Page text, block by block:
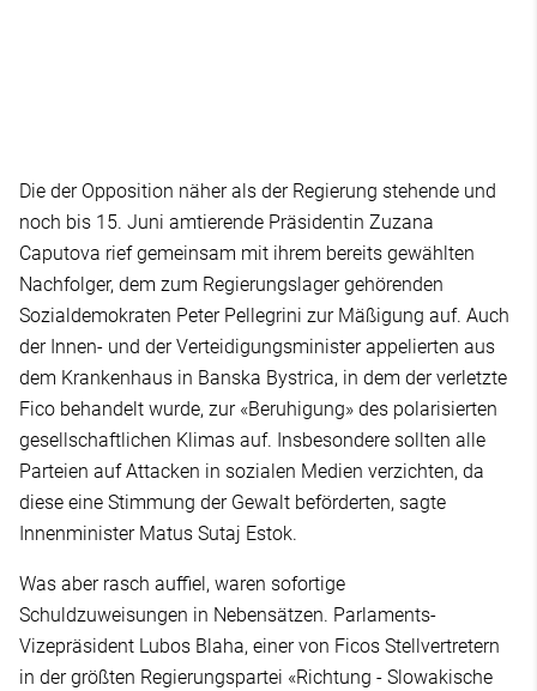
Die der Opposition näher als der Regierung stehende und
noch bis 15. Juni amtierende Präsidentin Zuzana
Caputova rief gemeinsam mit ihrem bereits gewählten
Nachfolger, dem zum Regierungslager gehörenden
Sozialdemokraten Peter Pellegrini zur Mäßigung auf. Auch
der Innen- und der Verteidigungsminister appelierten aus
dem Krankenhaus in Banska Bystrica, in dem der verletzte
Fico behandelt wurde, zur «Beruhigung» des polarisierten
gesellschaftlichen Klimas auf. Insbesondere sollten alle
Parteien auf Attacken in sozialen Medien verzichten, da
diese eine Stimmung der Gewalt beförderten, sagte
Innenminister Matus Sutaj Estok.
Was aber rasch auffiel, waren sofortige
Schuldzuweisungen in Nebensätzen. Parlaments-
Vizepräsident Lubos Blaha, einer von Ficos Stellvertretern
in der größten Regierungspartei «Richtung - Slowakische